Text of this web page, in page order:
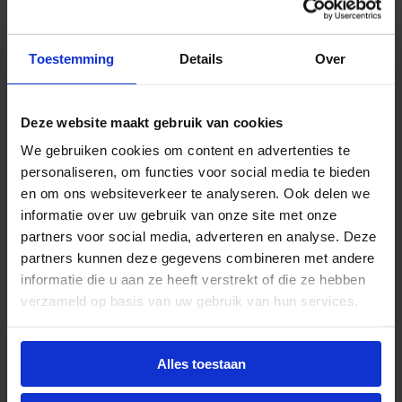
Toestemming Details Over
Deze website maakt gebruik van cookies
We gebruiken cookies om content en advertenties te
personaliseren, om functies voor social media te bieden
en om ons websiteverkeer te analyseren. Ook delen we
informatie over uw gebruik van onze site met onze
partners voor social media, adverteren en analyse. Deze
partners kunnen deze gegevens combineren met andere
informatie die u aan ze heeft verstrekt of die ze hebben
verzameld op basis van uw gebruik van hun services.
Alles toestaan
Astra LED mast/wand 69W 8650lm 3000K IP66
€188,35
€227,90 incl.btw
Philips LED straatverlichting BGP021 20.5W
3010lm 3000K IP66
Levertijd 1-2 weken
€198,95 excl. btw
€240,73 incl.btw